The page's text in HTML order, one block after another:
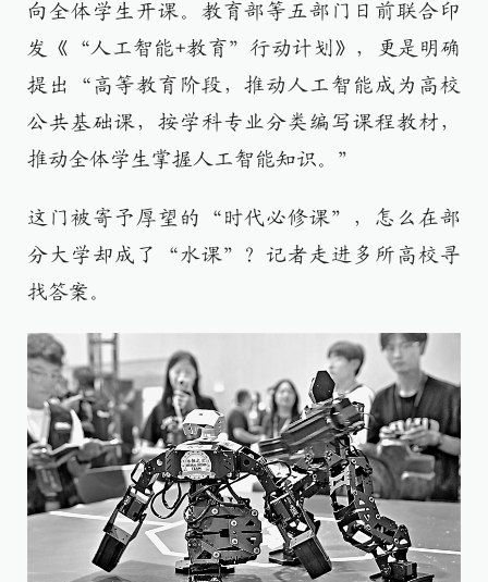
向全体学生开课。教育部等五部门日前联合印
发《“人工智能+教育”行动计划》，更是明确
提出“高等教育阶段，推动人工智能成为高校
公共基础课，按学科专业分类编写课程教材，
推动全体学生掌握人工智能知识。”
这门被寄予厚望的“时代必修课”，怎么在部
分大学却成了“水课”？记者走进多所高校寻
找答案。